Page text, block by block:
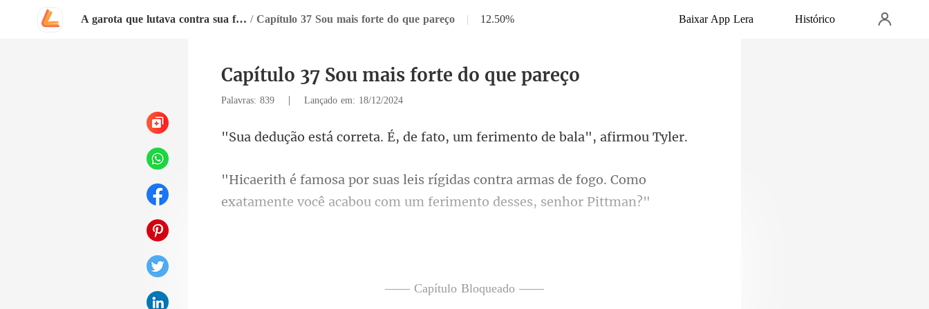
A garota que lutava contra sua família / Capítulo 37 Sou mais forte do que pareço | 12.50% Baixar App Lera Histórico
Capítulo 37 Sou mais forte do que pareço
Palavras: 839 | Lançado em: 18/12/2024
. É, de fato, um feriment
ntra armas de fogo. Como
exatamente você aca
—— Capítulo Bloqueado ——